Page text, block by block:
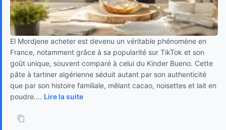
El Mordjene acheter est devenu un véritable phénomène en
France, notamment grâce à sa popularité sur TikTok et son
goût unique, souvent comparé à celui du Kinder Bueno. Cette
pâte à tartiner algérienne séduit autant par son authenticité
que par son histoire familiale, mêlant cacao, noisettes et lait en
poudre.... Lire la suite